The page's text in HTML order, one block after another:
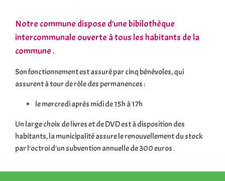
Notre commune dispose d'une bibilothèque
intercommunale ouverte à tous les habitants de la
commune .
Son fonctionnement est assuré par cinq bénévoles, qui
assurent à tour de rôle des permanences :
le mercredi après midi de 15h à 17h
Un large choix de livres et de DVD est à disposition des
habitants, la municipalité assure le renouvellement du stock
par l'octroi d'un subvention annuelle de 300 euros .